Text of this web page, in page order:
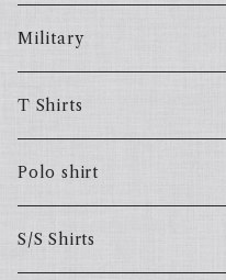
Military
T Shirts
Polo shirt
S/S Shirts